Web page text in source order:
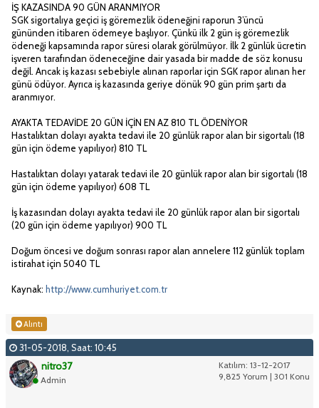
İŞ KAZASINDA 90 GÜN ARANMIYOR
SGK sigortalıya geçici iş göremezlik ödeneğini raporun 3’üncü
gününden itibaren ödemeye başlıyor. Çünkü ilk 2 gün iş göremezlik
ödeneği kapsamında rapor süresi olarak görülmüyor. İlk 2 günlük ücretin
işveren tarafından ödeneceğine dair yasada bir madde de söz konusu
değil. Ancak iş kazası sebebiyle alınan raporlar için SGK rapor alınan her
günü ödüyor. Ayrıca iş kazasında geriye dönük 90 gün prim şartı da
aranmıyor.
AYAKTA TEDAVİDE 20 GÜN İÇİN EN AZ 810 TL ÖDENİYOR
Hastalıktan dolayı ayakta tedavi ile 20 günlük rapor alan bir sigortalı (18
gün için ödeme yapılıyor) 810 TL
Hastalıktan dolayı yatarak tedavi ile 20 günlük rapor alan bir sigortalı (18
gün için ödeme yapılıyor) 608 TL
İş kazasından dolayı ayakta tedavi ile 20 günlük rapor alan bir sigortalı
(20 gün için ödeme yapılıyor) 900 TL
Doğum öncesi ve doğum sonrası rapor alan annelere 112 günlük toplam
istirahat için 5040 TL
Kaynak: http://www.cumhuriyet.com.tr
Alıntı
31-05-2018, Saat: 10:45
Katılım: 13-12-2017
9,825 Yorum | 301 Konu
nitro37
Admin